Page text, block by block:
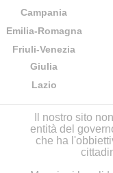
Campania
Emilia-Romagna
Friuli-Venezia
Giulia
Lazio
Il nostro sito
entità del
che ha